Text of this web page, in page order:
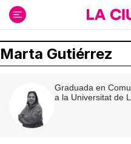
contenido
Marta Gutiérrez
Graduada en
a la Universitat de